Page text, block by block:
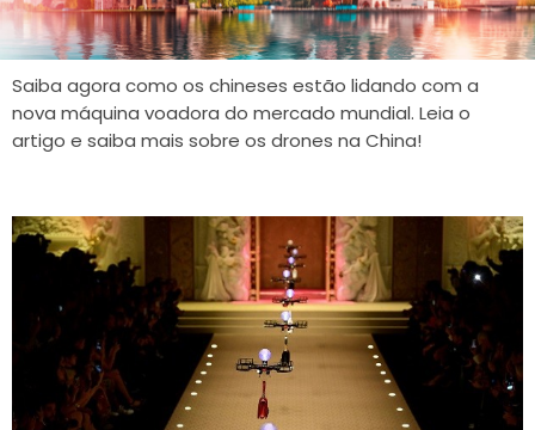
Saiba agora como os chineses estão lidando com a
nova máquina voadora do mercado mundial. Leia o
artigo e saiba mais sobre os drones na China!